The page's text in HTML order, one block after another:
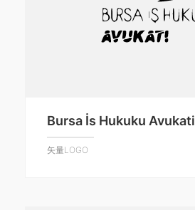
Bursa İs Hukuku Avukati
矢量LOGO